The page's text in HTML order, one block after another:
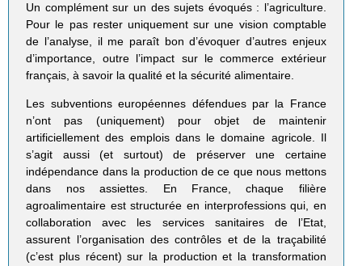
Un complément sur un des sujets évoqués : l’agriculture.
Pour le pas rester uniquement sur une vision comptable
de l’analyse, il me paraît bon d’évoquer d’autres enjeux
d’importance, outre l’impact sur le commerce extérieur
français, à savoir la qualité et la sécurité alimentaire.
Les subventions européennes défendues par la France
n’ont pas (uniquement) pour objet de maintenir
artificiellement des emplois dans le domaine agricole. Il
s’agit aussi (et surtout) de préserver une certaine
indépendance dans la production de ce que nous mettons
dans nos assiettes. En France, chaque filière
agroalimentaire est structurée en interprofessions qui, en
collaboration avec les services sanitaires de l’Etat,
assurent l’organisation des contrôles et de la traçabilité
(c’est plus récent) sur la production et la transformation